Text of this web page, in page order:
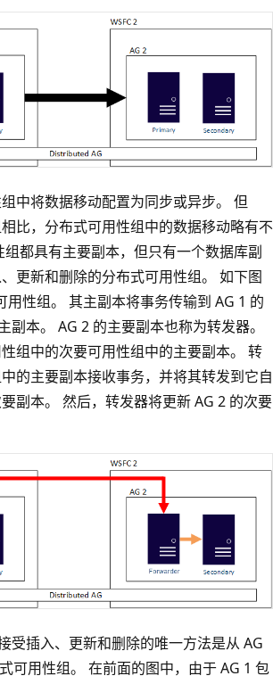
中将数据移动配置为同步或异步。 但
比，分布式可用性组中的数据移动略有不
都具有主要副本，但只有一个数据库副
更新和删除的分布式可用性组。 如下图
用性组。 其主副本将事务传输到 AG 1 的
副本。 AG 2 的主要副本也称为转发器。
组中的次要可用性组中的主要副本。 转
的主要副本接收事务，并将其转发到它自
副本。 然后，转发器将更新 AG 2 的次要
受插入、更新和删除的唯一方法是从 AG
可用性组。 在前面的图中，由于 AG 1 包